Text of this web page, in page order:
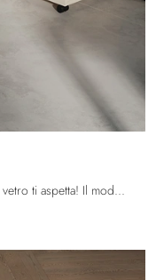
Una ricca gamma di scrivanie direzionali in vetro ti aspetta! Il modello Loft Executive Anello Chiuso di Colombini Office ti aspetta!